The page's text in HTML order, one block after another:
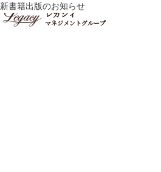
レガシィ
マネジメントグループ
月:2020年1月
新書籍出版のお知らせ